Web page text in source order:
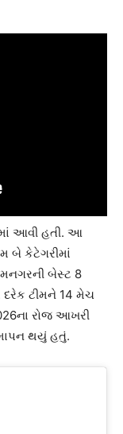
આવી હતી. આ
બે કેટેગરીમાં
બેસ્ટ 8
દરેક ટીમને 14 મેચ
રોજ આખરી
થયું હતું.